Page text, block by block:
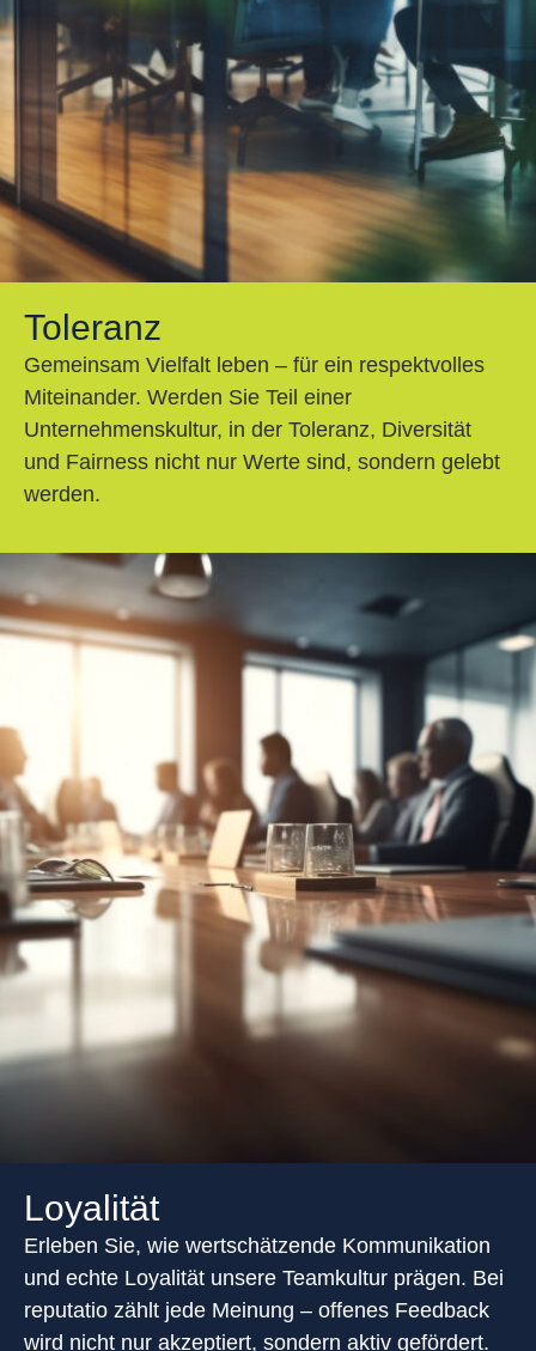
Toleranz
Gemeinsam Vielfalt leben – für ein respektvolles
Miteinander. Werden Sie Teil einer
Unternehmenskultur, in der Toleranz, Diversität
und Fairness nicht nur Werte sind, sondern gelebt
werden.
Loyalität
Erleben Sie, wie wertschätzende Kommunikation
und echte Loyalität unsere Teamkultur prägen. Bei
reputatio zählt jede Meinung – offenes Feedback
wird nicht nur akzeptiert, sondern aktiv gefördert.